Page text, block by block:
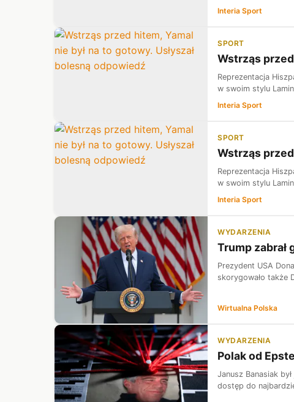
Interia Sport
SPORT
Wstrząs
Reprezentacja
w swoim stylu
Interia Sport
SPORT
Wstrząs
Reprezentacja
w swoim stylu
Interia Sport
WYDARZENIA
Trump zabrał
Prezydent USA
skorygowało także
Wirtualna Polska
WYDARZENIA
Polak od
Janusz Banasiak
dostęp do